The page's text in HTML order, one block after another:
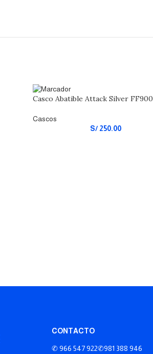
Casco Abatible Attack Silver FF900
Cascos
S/250.00
CONTACTO
✆ 966 547 922✆981 388 946